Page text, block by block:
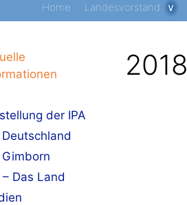
Home Landesvorstand
2018
der IPA
Deutschland
Gimborn
– Das Land